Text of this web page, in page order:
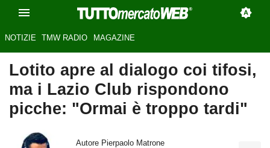
NOTIZIE TMW RADIO MAGAZINE
Lotito apre al dialogo coi tifosi,
ma i Lazio Club rispondono
picche: "Ormai è troppo tardi"
Autore Pierpaolo Matrone